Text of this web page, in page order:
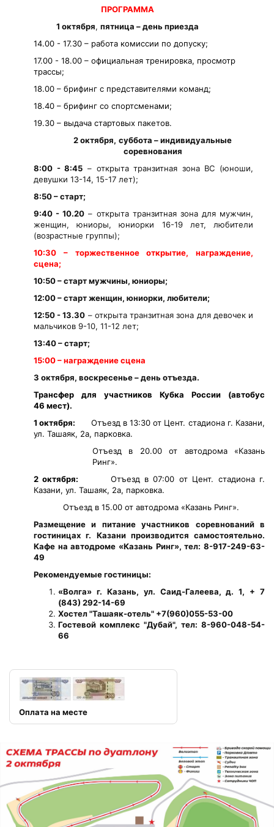
ПРОГРАММА
1 октября, пятница – день приезда
14.00 - 17.30 – работа комиссии по допуску;
17.00 - 18.00 – официальная тренировка, просмотр
трассы;
18.00 – брифинг с представителями команд;
18.40 – брифинг со спортсменами;
19.30 – выдача стартовых пакетов.
2 октября, суббота – индивидуальные
соревнования
8:00 - 8:45 – открыта транзитная зона ВС (юноши,
девушки 13-14, 15-17 лет);
8:50 – старт;
9:40 - 10.20 – открыта транзитная зона для мужчин,
женщин, юниоры, юниорки 16-19 лет, любители
(возрастные группы);
10:30 – торжественное открытие, награждение,
сцена;
10:50 – старт мужчины, юниоры;
12:00 – старт женщин, юниорки, любители;
12:50 - 13.30 – открыта транзитная зона для девочек и
мальчиков 9-10, 11-12 лет;
13:40 – старт;
15:00 – награждение сцена
3 октября, воскресенье – день отъезда.
Трансфер для участников Кубка России (автобус
46 мест).
1 октября: Отъезд в 13:30 от Цент. стадиона г. Казани,
ул. Ташаяк, 2а, парковка.
Отъезд в 20.00 от автодрома «Казань
Ринг».
2 октября:
Отъезд в 07:00 от Цент. стадиона г.
Казани, ул. Ташаяк, 2а, парковка.
Отъезд в 15.00 от автодрома «Казань Ринг».
Размещение и питание участников соревнований в
гостиницах г. Казани производится самостоятельно.
Кафе на автодроме «Казань Ринг», тел: 8-917-249-63-
49
Рекомендуемые гостиницы:
«Волга» г. Казань, ул. Саид-Галеева, д. 1, + 7
(843) 292-14-69
Хостел "Ташаяк-отель" +7(960)055-53-00
Гостевой комплекс "Дубай", тел: 8-960-048-54-
66
Оплата на месте